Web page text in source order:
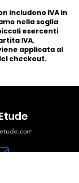
includono IVA in
nella soglia
esercenti
IVA.
applicata al
checkout.